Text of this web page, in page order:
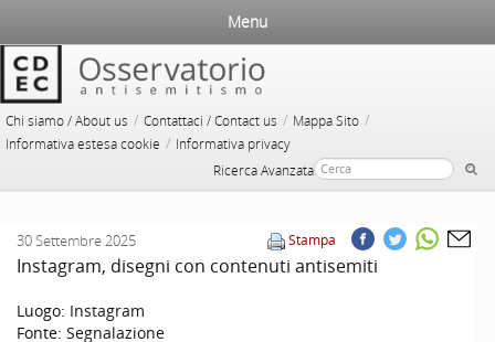
Chi siamo / About us / Contattaci / Contact us / Mappa Sito /
Informativa estesa cookie / Informativa privacy
Ricerca Avanzata
Menu
Stampa
30 Settembre 2025
Instagram, disegni con contenuti antisemiti
Luogo: Instagram
Fonte: Segnalazione